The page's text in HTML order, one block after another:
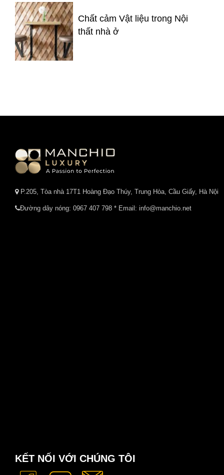
Chất cảm Vật liệu trong Nội
thất nhà ở
P.205, Tòa nhà 17T1 Hoàng Đạo Thúy, Trung Hòa, Cầu Giấy, Hà Nội
Đường dây nóng: 0967 407 798 * Email: info@manchio.net
KẾT NỐI VỚI CHÚNG TÔI